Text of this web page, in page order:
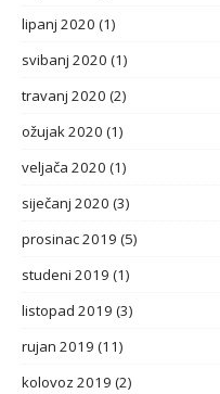
lipanj 2020 (1)
svibanj 2020 (1)
travanj 2020 (2)
ožujak 2020 (1)
veljača 2020 (1)
siječanj 2020 (3)
prosinac 2019 (5)
studeni 2019 (1)
listopad 2019 (3)
rujan 2019 (11)
kolovoz 2019 (2)